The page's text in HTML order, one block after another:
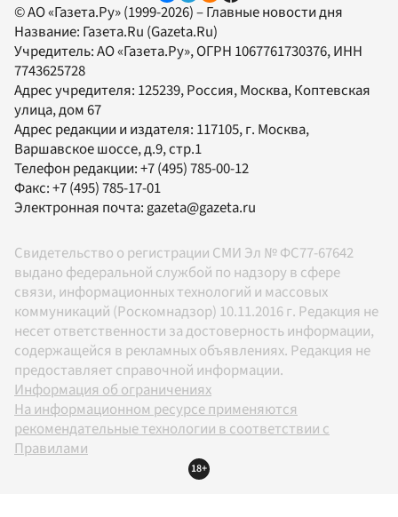
© АО «Газета.Ру» (1999-2026) – Главные новости дня
Название: Газета.Ru (Gazeta.Ru)
Учредитель:АО «Газета.Ру», ОГРН 1067761730376, ИНН
7743625728
Адрес учредителя: 125239, Россия, Москва, Коптевская
улица, дом 67
Адрес редакции и издателя: 117105, г. Москва,
Варшавское шоссе, д.9, стр.1
Телефон редакции:+7 (495) 785-00-12
Факс:+7 (495) 785-17-01
Электронная почта: gazeta@gazeta.ru
Свидетельство о регистрации СМИ Эл № ФС77-67642
выдано федеральной службой по надзору в сфере
связи, информационных технологий и массовых
коммуникаций (Роскомнадзор) 10.11.2016 г. Редакция не
несет ответственности за достоверность информации,
содержащейся в рекламных объявлениях. Редакция не
предоставляет справочной информации.
Информация об ограничениях
На информационном ресурсе применяются
рекомендательные технологии в соответствии с
Правилами
18+